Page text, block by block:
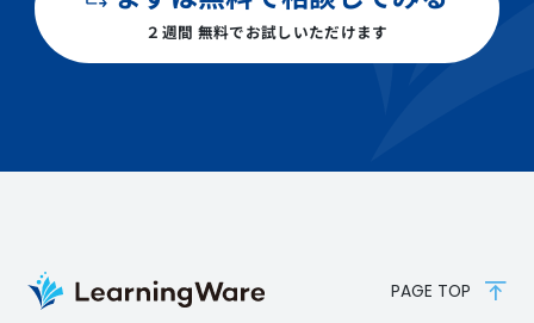
２週間 無料でお試しいただけます
PAGE TOP